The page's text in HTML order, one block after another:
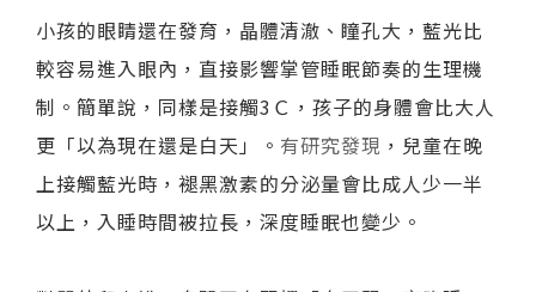
小孩的眼睛還在發育，晶體清澈、瞳孔大，藍光比
較容易進入眼內，直接影響掌管睡眠節奏的生理機
制。簡單說，同樣是接觸3Ｃ，孩子的身體會比大人
更「以為現在還是白天」。 有研究發現 ，兒童在晚
上接觸藍光時，褪黑激素的分泌量會比成人少一半
以上，入睡時間被拉長，深度睡眠也變少。